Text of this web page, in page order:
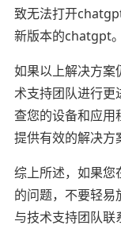
致无法打开
新版本的chatgpt。
如果以上解决方案
术支持团队进行更
查您的设备和应用
提供有效的解决方
综上所述，如果
的问题，不要轻
与技术支持团队